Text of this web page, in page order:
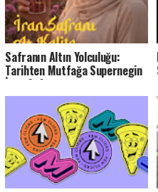
Safranın Altın Yolculuğu:
Tarihten Mutfağa Supernegin
İran Safranı